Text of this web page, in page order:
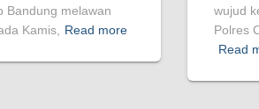
Bandung melawan
Kamis,
Read more
wujud
Polres
Read